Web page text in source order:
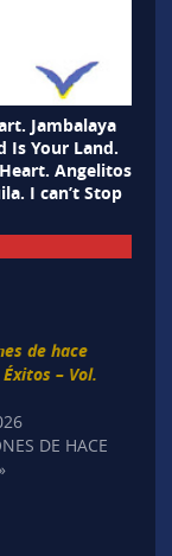
Jambalaya
Is Your Land.
Angelitos
I can’t Stop
de hace
– Vol.
DE HACE